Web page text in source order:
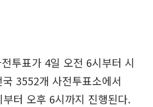
투표가 4일 오전 6시부터 시
3552개 사전투표소에서
터 오후 6시까지 진행된다.